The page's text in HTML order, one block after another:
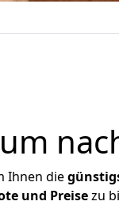
Ihnen die
und Preisezu